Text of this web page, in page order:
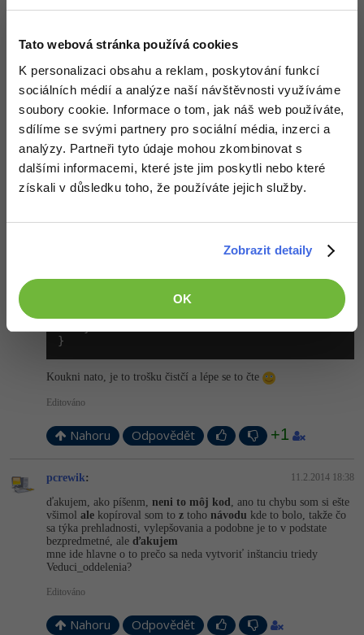
Tato webová stránka používá cookies
K personalizaci obsahu a reklam, poskytování funkcí
sociálních médií a analýze naší návštěvnosti využíváme
soubory cookie. Informace o tom, jak náš web používáte,
sdílíme se svými partnery pro sociální média, inzerci a
analýzy. Partneři tyto údaje mohou zkombinovat s
dalšími informacemi, které jste jim poskytli nebo které
získali v důsledku toho, že používáte jejich služby.
Zobrazit detaily
OK
}
class Oddelenie
    VeduciOddelenia v_o1;
// Dátové členy nadtriedy.
nazov_oddelenia;
int pocet_zamestnantov;
// Parametrický konštruktor.
public Oddelenie(
    {
this.nazov_oddelenia = nazovOddelenia;
.pocet_zamestnantov =
    }
VypisInformacie()
"Názov oddelenia: "
"\nPočet zamestnantocv: "
+
}
Koukni nato, je to trošku čistčí a lépe se to čte
Editováno
Nahoru Odpovědět +1
pcrewik: 11.2.2014 18:38
ďakujem, ako píšenm, neni to môj kod , ano tu chybu som si ešte
všimol ale kopíroval som to z toho návodu kde to bolo, takže čo
sa týka prehladnosti, vylepšovania a podobne je to v podstate
bezpredmetné, ale ďakujem
mne ide hlavne o to prečo sa neda vytvoriť inštanciu triedy
Veduci_oddelenia?
Editováno
Nahoru Odpovědět